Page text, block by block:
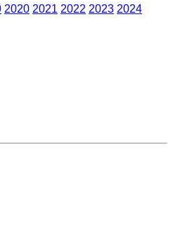
2020 2021 2022 2023 2024